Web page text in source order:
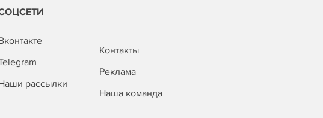
рассылки
Контакты
Реклама
Наша команда